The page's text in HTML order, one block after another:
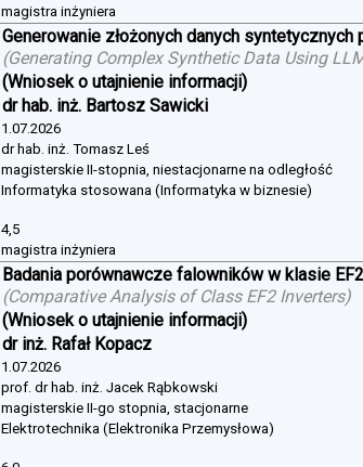
magistra inżyniera
Generowanie złożonych danych
(Generating Complex Synthetic Data Using
(Wniosek o utajnienie informacji)
dr hab. inż. Bartosz Sawicki
1.07.2026
dr hab. inż. Tomasz Leś
magisterskie II-stopnia, niestacjonarne na odległość
Informatyka stosowana (Informatyka w biznesie)
4,5
magistra inżyniera
Badania porównawcze falowników w klasie EF2
(Comparative Analysis of Class EF2 Inverters)
(Wniosek o utajnienie informacji)
dr inż. Rafał Kopacz
1.07.2026
prof. dr hab. inż. Jacek Rąbkowski
magisterskie II-go stopnia, stacjonarne
Elektrotechnika (Elektronika Przemysłowa)